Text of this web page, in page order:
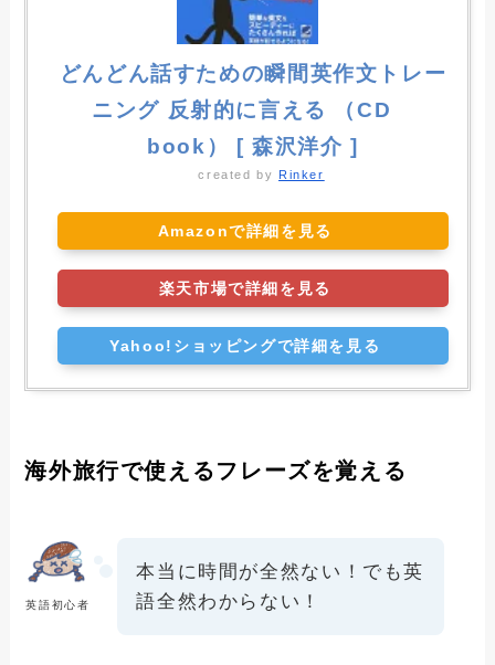
どんどん話すための瞬間英作文トレー
ニング 反射的に言える （CD
book） [ 森沢洋介 ]
created by Rinker
Amazonで詳細を見る
楽天市場で詳細を見る
Yahoo!ショッピングで詳細を見る
海外旅行で使えるフレーズを覚える
英語初心者
本当に時間が全然ない！でも英
語全然わからない！